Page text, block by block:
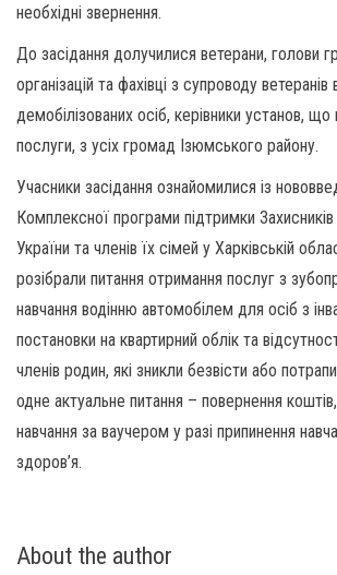
необхідні звернення.
До засідання долучилися ветерани, голови
організацій та фахівці з супроводу ветеранів
демобілізованих осіб, керівники установ, що
послуги, з усіх громад Ізюмського району.
Учасники засідання ознайомилися із
Комплексної програми підтримки Захисників
України та членів їх сімей у Харківській
розібрали питання отримання послуг з
навчання водінню автомобілем для осіб з
постановки на квартирний облік та
членів родин, які зникли безвісти або
одне актуальне питання – повернення
навчання за ваучером у разі припинення
здоров’я.
About the author